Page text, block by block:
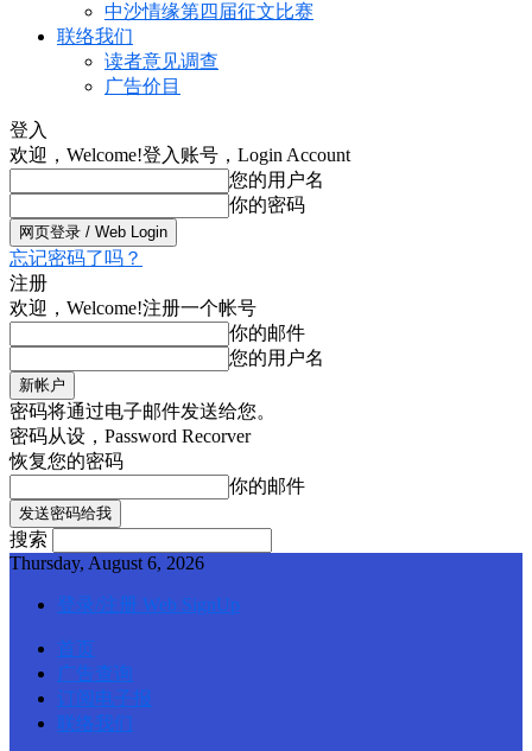
中沙情缘第四届征文比赛
联络我们
读者意见调查
广告价目
登入
欢迎，Welcome!登入账号，Login Account
您的用户名
你的密码
忘记密码了吗？
注册
欢迎，Welcome!注册一个帐号
你的邮件
您的用户名
密码将通过电子邮件发送给您。
密码从设，Password Recorver
恢复您的密码
你的邮件
搜索
Thursday, August 6, 2026
登录/注册 Web SignUp
首页
广告查询
订阅电子报
联络我们